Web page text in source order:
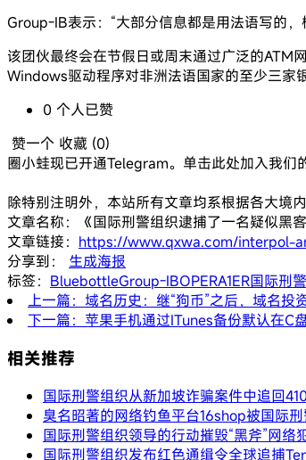
Group-IB表示：“大部分信息都是用法语写的
该团伙最终会在节假日或周末通过广泛的ATM
Windows驱动程序对非洲法语国家的至少三家
0 个人已赞
赞一个 收藏 (0)
圈小蛙现已开通Telegram。单击此处加入我们
除特别注明外，本站所有文章均系根据各大境
文章名称：《国际刑警组织逮捕了一名疑似黑
文章链接： https://www.qxwa.com/interpol-
分享到：
生成海报
标签： BluebottleGroup-IBOPERA1ER国际刑
上一篇：域名历史：继“狗币”之后，域名投
下一篇：苹果手机通过ITunes备份默认在C
相关推荐
国际刑警组织从新加坡诈骗案件中追回
臭名昭著的网络钓鱼平台16shop被国际
国际刑警组织领导的行动摧毁“黑斧”网络
国际刑警组织发布红色通缉令全球追捕